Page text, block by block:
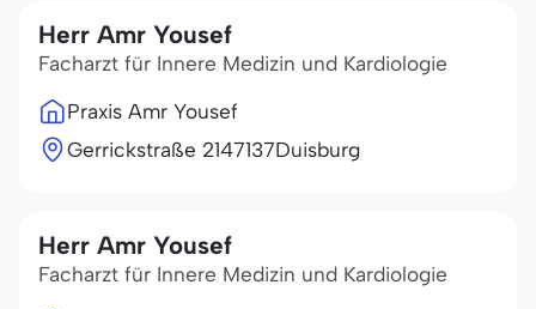
Herr Amr Yousef
Facharzt für Innere Medizin und Kardiologie
Praxis Amr Yousef
Gerrickstraße 2147137Duisburg
Herr Amr Yousef
Facharzt für Innere Medizin und Kardiologie